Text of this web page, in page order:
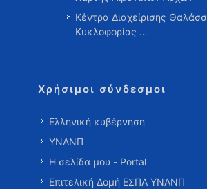
Κέντρα Διαχείρισης
Κυκλοφορίας …
Χρήσιμοι σύνδεσμοι
Ελληνική κυβέρνηση
ΥΝΑΝΠ
Η σελίδα μου - Portal
Επιτελική Δομή ΕΣΠΑ ΥΝΑΝΠ